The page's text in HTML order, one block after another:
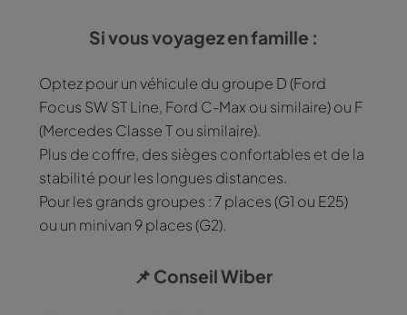
Si vous voyagez en famille :
Optez pour un véhicule du groupe D (Ford
Focus SW ST Line, Ford C-Max ou similaire) ou F
(Mercedes Classe T ou similaire).
Plus de coffre, des sièges confortables et de la
stabilité pour les longues distances.
Pour les grands groupes : 7 places (G1 ou E25)
ou un minivan 9 places (G2).
📌 Conseil Wiber